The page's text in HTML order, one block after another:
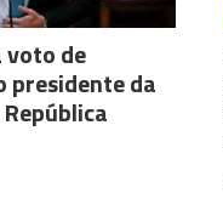
voto de
presidente da